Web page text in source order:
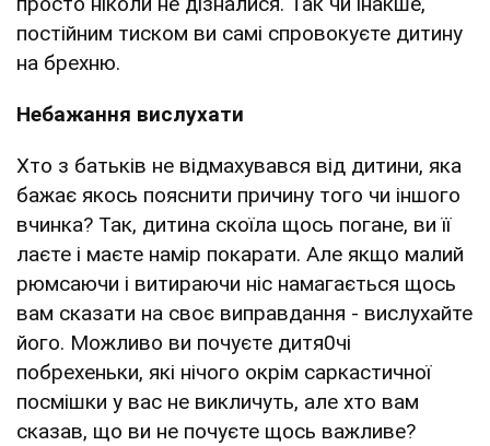
постійним тиском ви самі спровокуєте дитину
на брехню.
Небажання вислухати
Хто з батьків не відмахувався від дитини, яка
бажає якось пояснити причину того чи іншого
вчинка? Так, дитина скоїла щось погане, ви її
лаєте і маєте намір покарати. Але якщо малий
рюмсаючи і витираючи ніс намагається щось
вам сказати на своє виправдання - вислухайте
його. Можливо ви почуєте дитя0чі
побрехеньки, які нічого окрім саркастичної
посмішки у вас не викличуть, але хто вам
сказав, що ви не почуєте щось важливе?